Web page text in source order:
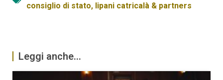
consiglio di stato, lipani catricalà & partners
Leggi anche...